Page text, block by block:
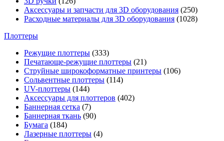
Аксессуары и запчасти для 3D оборудования (250)
Расходные материалы для 3D оборудования (1028)
Плоттеры
Режущие плоттеры (333)
Печатающе-режущие плоттеры (21)
Струйные широкоформатные принтеры (106)
Сольвентные плоттеры (114)
UV-плоттеры (144)
Аксессуары для плоттеров (402)
Баннерная сетка (7)
Баннерная ткань (90)
Бумага (184)
Лазерные плоттеры (4)